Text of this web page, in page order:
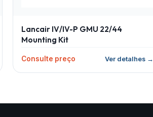
Lancair IV/IV-P GMU 22/44
Mounting Kit
Consulte preço Ver detalhes →